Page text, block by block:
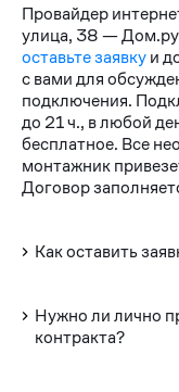
Провайдер
улица, 38 —
оставьте заявкуи
с вами для
подключения.
до 21 ч., в любой
бесплатное. Все
монтажник
Договор
Как оставить
Нужно ли лично
контракта?